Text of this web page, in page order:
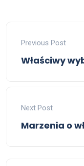
Previous Post
Właściwy
Next Post
Marzenia o